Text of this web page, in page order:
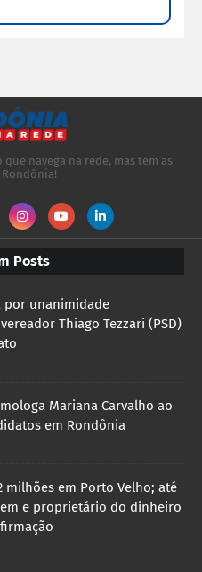
que navega na rede, mas tem as
Rondônia!
Posts
por unanimidade
Thiago Tezzari (PSD)
Mariana Carvalho ao
em Rondônia
milhões em Porto Velho; até
e proprietário do dinheiro